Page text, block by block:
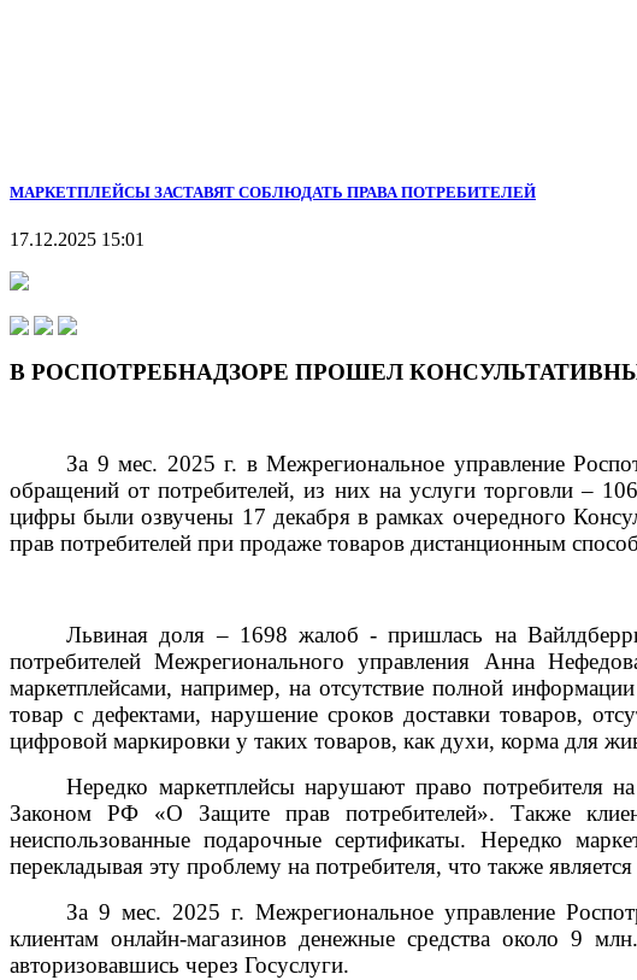
МАРКЕТПЛЕЙСЫ ЗАСТАВЯТ СОБЛЮДАТЬ ПРАВА ПОТРЕБИТЕЛЕЙ
17.12.2025 15:01
В РОСПОТРЕБНАДЗОРЕ ПРОШЕЛ
За 9 мес. 2025 г. в Межрегиональное управление
обращений от потребителей, из них на услуги торговли –
цифры были озвучены 17 декабря в рамках очередного
прав потребителей при продаже товаров дистанционным
Львиная доля – 1698 жалоб - пришлась на
потребителей Межрегионального управления Анна
маркетплейсами, например, на отсутствие полной
товар с дефектами, нарушение сроков доставки товаров,
цифровой маркировки у таких товаров, как духи, корма для
Нередко маркетплейсы нарушают право потребителя
Законом РФ «О Защите прав потребителей». Также
неиспользованные подарочные сертификаты. Нередко
перекладывая эту проблему на потребителя, что также
За 9 мес. 2025 г. Межрегиональное управление
клиентам онлайн-магазинов денежные средства около 9
авторизовавшись через Госуслуги.